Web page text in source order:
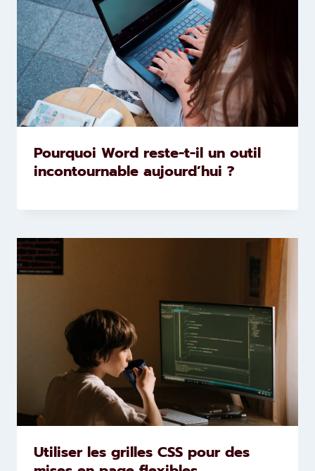
Pourquoi Word reste-t-il un outil
incontournable aujourd’hui ?
Utiliser les grilles CSS pour des